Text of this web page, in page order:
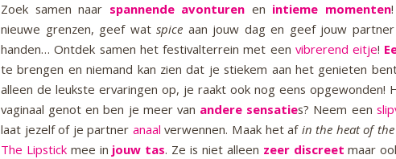
Zoek samen naar spannende avonturen en intieme momenten
nieuwe grenzen, geef wat spice aan jouw dag en geef jouw
handen… Ontdek samen het festivalterrein met een vibrerend eitje!
te brengen en niemand kan zien dat je stiekem aan het genieten
alleen de leukste ervaringen op, je raakt ook nog eens opgewonden!
vaginaal genot en ben je meer van andere sensaties? Neem een
laat jezelf of je partner anaal verwennen. Maak het af in the heat of
The Lipstickmee in jouw tas. Ze is niet alleen zeer discreet maar